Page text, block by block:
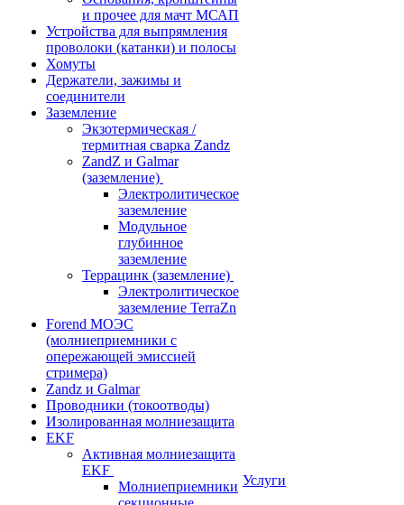
и прочее для мачт МСАП
Устройства для выпрямления
проволоки (катанки) и полосы
Хомуты
Держатели, зажимы и
соединители
Заземление
Экзотермическая /
термитная сварка Zandz
ZandZ и Galmar
(заземление)
Электролитическое
заземление
Модульное
глубинное
заземление
Террацинк (заземление)
Электролитическое
заземление TerraZn
Forend МОЭС
(молниеприемники с
опережающей эмиссией
стримера)
Zandz и Galmar
Проводники (токоотводы)
Изолированная молниезащита
EKF
Активная молниезащита
EKF
Молниеприемники Услуги